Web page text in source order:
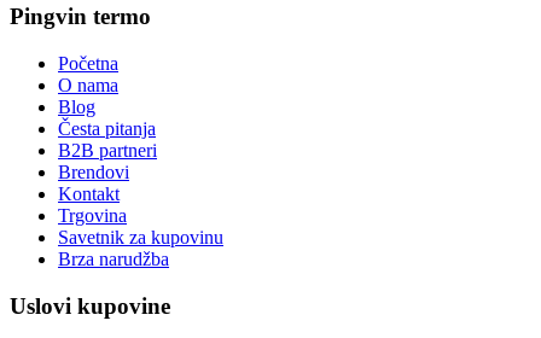
Pingvin termo
Početna
O nama
Blog
Česta pitanja
B2B partneri
Brendovi
Kontakt
Trgovina
Savetnik za kupovinu
Brza narudžba
Uslovi kupovine